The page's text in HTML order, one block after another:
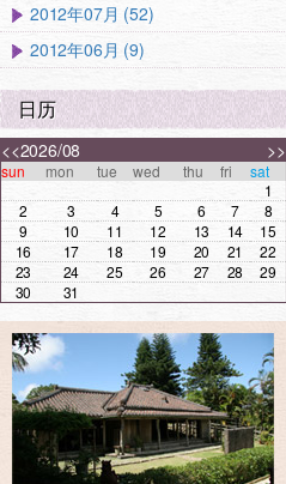
2012年07月 (52)
2012年06月 (9)
日历
<< >>
2026/08
sun mon tue wed thu fri
sat
1
2
3 4 5 6 7
8
9
10 11 12 13 14
15
16
17 18 19 20 21
22
23
24 25 26 27 28
29
30
31